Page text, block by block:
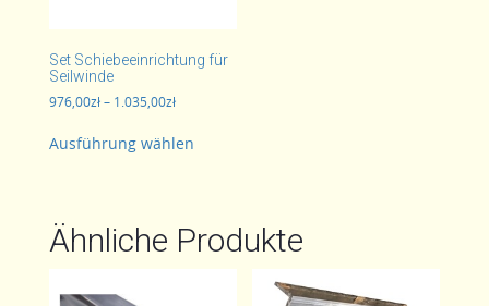
Set Schiebeeinrichtung für
Seilwinde
976,00zł– 1.035,00złPreisspanne:
bis
Ausführung wählen
auf.
Die
Ähnliche Produkte